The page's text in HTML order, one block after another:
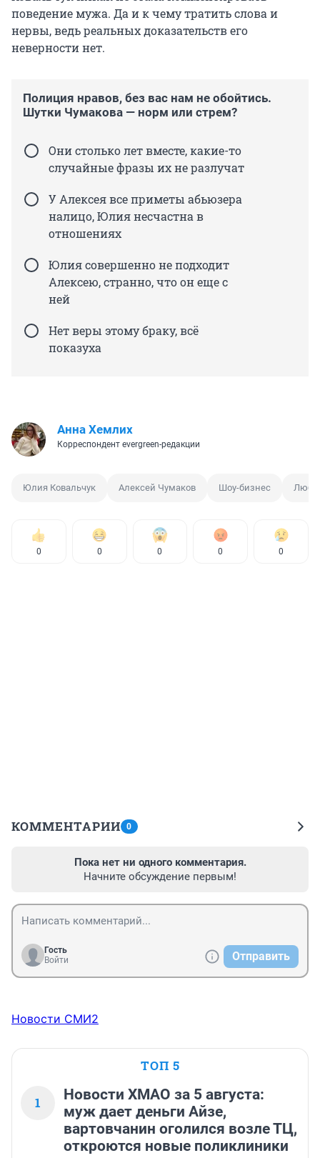
поведение мужа. Да и к чему тратить слова и
нервы, ведь реальных доказательств его
неверности нет.
Полиция нравов, без вас нам не обойтись.
Шутки Чумакова — норм или стрем?
Они столько лет вместе, какие-то
случайные фразы их не разлучат
У Алексея все приметы абьюзера
налицо, Юлия несчастна в
отношениях
Юлия совершенно не подходит
Алексею, странно, что он еще с
ней
Нет веры этому браку, всё
показуха
Анна Хемлих
Корреспондент evergreen-редакции
Юлия Ковальчук Алексей Чумаков Шоу-бизнес
0 0 0 0 0
КОММЕНТАРИИ 0
Пока нет ни одного комментария.
Начните обсуждение первым!
Гость
Войти
Отправить
Новости СМИ2
ТОП 5
1
Новости ХМАО за 5 августа:
муж дает деньги Айзе,
вартовчанин оголился возле ТЦ,
откроются новые поликлиники